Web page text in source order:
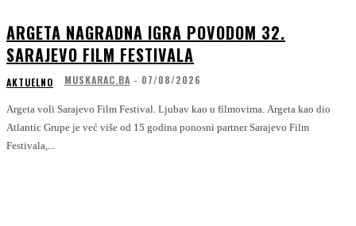
ARGETA NAGRADNA IGRA POVODOM 32.
SARAJEVO FILM FESTIVALA
AKTUELNO MUSKARAC.BA - 07/08/2026
Argeta voli Sarajevo Film Festival. Ljubav kao u filmovima. Argeta kao dio
Atlantic Grupe je već više od 15 godina ponosni partner Sarajevo Film
Festivala,...